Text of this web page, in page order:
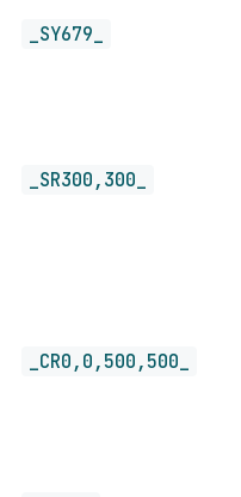
_SY679_
_SR300,300_
_CR0,0,500,500_